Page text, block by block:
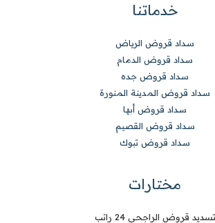
خدماتنا
سداد قروض الرياض
سداد قروض الدمام
سداد قروض جده
سداد قروض المدينة المنورة
سداد قروض أبها
سداد قروض القصيم
سداد قروض تبوك
مختارات
تسديد قروض الراجحي 24 راتب